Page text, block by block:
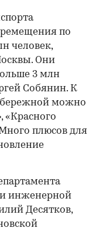
по
человек,
Они
3 млн
Собянин. К
можно
«Красного
плюсов для
и инженерной
Десятков,